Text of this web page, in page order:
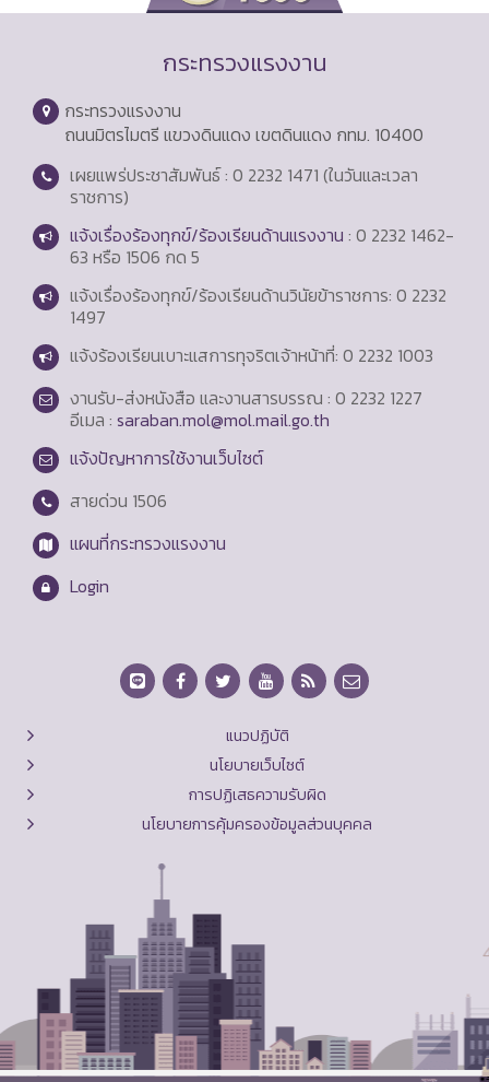
กระทรวงแรงงาน
กระทรวงแรงงาน
ถนนมิตรไมตรี แขวงดินแดง เขตดินแดง กทม. 10400
เผยแพร่ประชาสัมพันธ์ : 0 2232 1471 (ในวันและเวลา
ราชการ)
แจ้งเรื่องร้องทุกข์/ร้องเรียนด้านแรงงาน : 0 2232 1462-
63 หรือ 1506 กด 5
แจ้งเรื่องร้องทุกข์/ร้องเรียนด้านวินัยข้าราชการ: 0 2232
1497
แจ้งร้องเรียนเบาะแสการทุจริตเจ้าหน้าที่: 0 2232 1003
งานรับ-ส่งหนังสือ และงานสารบรรณ : 0 2232 1227
อีเมล : saraban.mol@mol.mail.go.th
แจ้งปัญหาการใช้งานเว็บไซต์
สายด่วน 1506
แผนที่กระทรวงแรงงาน
Login
แนวปฏิบัติ
นโยบายเว็บไซต์
การปฏิเสธความรับผิด
นโยบายการคุ้มครองข้อมูลส่วนบุคคล